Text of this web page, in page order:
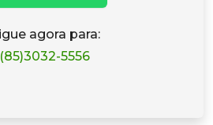
agora para:
5556